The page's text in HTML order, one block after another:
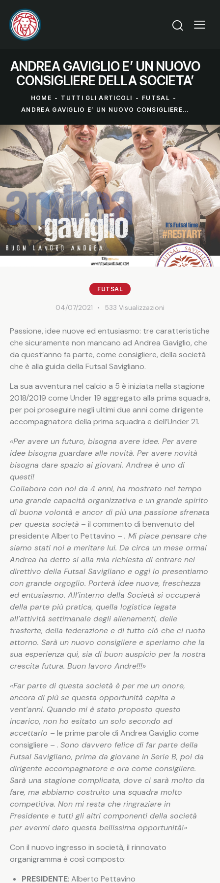
ANDREA GAVIGLIO E’ UN NUOVO
CONSIGLIERE DELLA SOCIETA’
HOME TUTTI GLI ARTICOLI
FUTSAL
ANDREA GAVIGLIO E’ UN NUOVO CONSIGLIERE...
FUTSAL
04/07/2021 533 Visualizzazioni
Passione, idee nuove ed entusiasmo: tre caratteristiche
che sicuramente non mancano ad Andrea Gaviglio, che
da quest’anno fa parte, come consigliere, della società
che è alla guida della Futsal Savigliano.
La sua avventura nel calcio a 5 è iniziata nella stagione
2018/2019 come Under 19 aggregato alla prima squadra,
per poi proseguire negli ultimi due anni come dirigente
accompagnatore della prima squadra e dell’Under 21.
«Per avere un futuro, bisogna avere idee. Per avere
idee bisogna guardare alle novità. Per avere novità
bisogna dare spazio ai giovani. Andrea è uno di
questi!
Collabora con noi da 4 anni, ha mostrato nel tempo
una grande capacità organizzativa e un grande spirito
di buona volontà e ancor di più una passione sfrenata
per questa società – il commento di benvenuto del
presidente Alberto Pettavino – . Mi piace pensare che
siamo stati noi a meritare lui. Da circa un mese ormai
Andrea ha detto si alla mia richiesta di entrare nel
direttivo della Futsal Savigliano e oggi lo presentiamo
con grande orgoglio. Porterà idee nuove, freschezza
ed entusiasmo. All’interno della Società si occuperà
della parte più pratica, quella logistica legata
all’attività settimanale degli allenamenti, delle
trasferte, della federazione e di tutto ciò che ci ruota
attorno. Sarà un nuovo consigliere e speriamo che la
sua esperienza qui, sia di buon auspicio per la nostra
crescita futura. Buon lavoro Andre!!!»
«Far parte di questa società è per me un onore,
ancora di più se questa opportunità capita a
vent’anni. Quando mi è stato proposto questo
incarico, non ho esitato un solo secondo ad
accettarlo – le prime parole di Andrea Gaviglio come
consigliere – . Sono davvero felice di far parte della
Futsal Savigliano, prima da giovane in Serie B, poi da
dirigente accompagnatore e ora come consigliere.
Sarà una stagione complicata, dove ci sarà molto da
fare, ma abbiamo costruito una squadra molto
competitiva. Non mi resta che ringraziare in
Presidente e tutti gli altri componenti della società
per avermi dato questa bellissima opportunità!»
Con il nuovo ingresso in società, il rinnovato
organigramma è così composto:
PRESIDENTE: Alberto Pettavino